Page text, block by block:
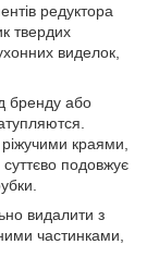
редуктора
твердих
виделок,
бренду або
краями,
подовжує
видалити з
частинками,